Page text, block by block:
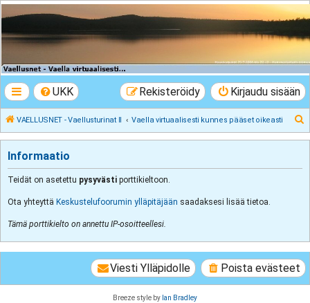
VAELLUSNET -
Vaellusturinat II
UKK Kirjaudu sisään
Rekisteröidy
VAELLUSNET - Vaellusturinat II Vaella virtuaalisesti kunnes pääset oikeasti
Informaatio
Teidät on asetettu pysyvästi porttikieltoon.
Ota yhteyttä Keskustelufoorumin ylläpitäjään saadaksesi lisää tietoa.
Tämä porttikielto on annettu IP-osoitteellesi.
Poista evästeet
Viesti Ylläpidolle
Breeze style by Ian Bradley